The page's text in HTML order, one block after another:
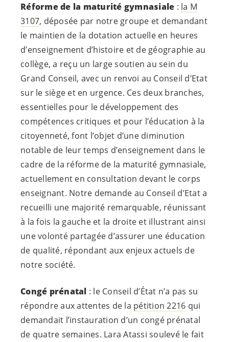
Réforme de la maturité gymnasiale : la M
3107, déposée par notre groupe et demandant
le maintien de la dotation actuelle en heures
d’enseignement d’histoire et de géographie au
collège, a reçu un large soutien au sein du
Grand Conseil, avec un renvoi au Conseil d’Etat
sur le siège et en urgence. Ces deux branches,
essentielles pour le développement des
compétences critiques et pour l’éducation à la
citoyenneté, font l’objet d’une diminution
notable de leur temps d’enseignement dans le
cadre de la réforme de la maturité gymnasiale,
actuellement en consultation devant le corps
enseignant. Notre demande au Conseil d’Etat a
recueilli une majorité remarquable, réunissant
à la fois la gauche et la droite et illustrant ainsi
une volonté partagée d’assurer une éducation
de qualité, répondant aux enjeux actuels de
notre société.
Congé prénatal : le Conseil d’État n’a pas su
répondre aux attentes de la pétition 2216 qui
demandait l’instauration d’un congé prénatal
de quatre semaines. Lara Atassi soulevé le fait